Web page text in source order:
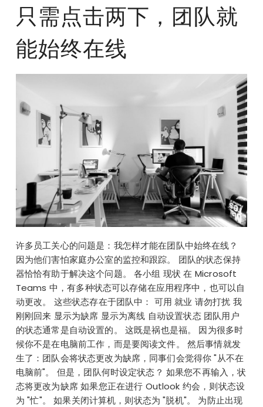
只需点击两下，团队就
能始终在线
许多员工关心的问题是：我怎样才能在团队中始终在线？
因为他们害怕家庭办公室的监控和跟踪。 团队的状态保持
器恰恰有助于解决这个问题。 各小组 现状 在 Microsoft
Teams 中，有多种状态可以存储在应用程序中，也可以自
动更改。 这些状态存在于团队中： 可用 就业 请勿打扰 我
刚刚回来 显示为缺席 显示为离线 自动设置状态 团队用户
的状态通常是自动设置的。 这既是祸也是福。 因为很多时
候你不是在电脑前工作，而是要阅读文件。 然后事情就发
生了：团队会将状态更改为缺席，同事们会觉得你 "从不在
电脑前"。 但是，团队何时设定状态？ 如果您不再输入，状
态将更改为缺席 如果您正在进行 Outlook 约会，则状态设
为 "忙"。 如果关闭计算机，则状态为 "脱机"。 为防止出现